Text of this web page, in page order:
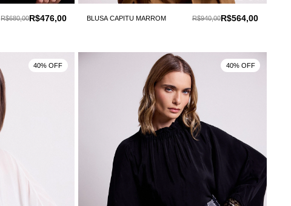
R$476,00
R$680,00 BLUSA CAPITU MARROM R$564,00
R$940,00
40% OFF 40% OFF